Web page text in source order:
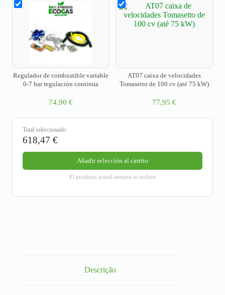
Regulador de combustible variable
0-7 bar regulación continua
74,90 €
AT07 caixa de velocidades
Tomasetto de 100 cv (até 75 kW)
77,95 €
Total seleccionado:
618,47 €
Añadir selección al carrito
El producto actual siempre se incluye
Descrição